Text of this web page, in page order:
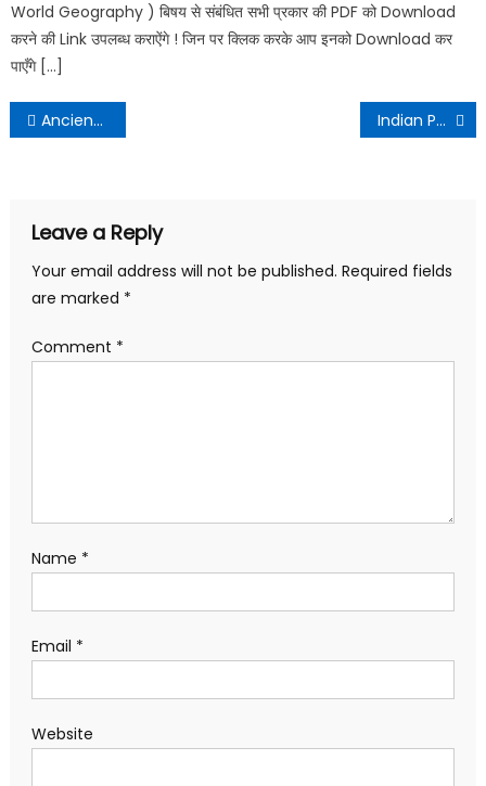
World Geography ) बिषय से संबंधित सभी प्रकार की PDF को Download
करने की Link उपलब्ध कराऐंगे ! जिन पर क्लिक करके आप इनको Download कर
पाएँगे […]
Ancient History Handwritten Notes PDF By Ankur Yadav Indian Polity Handwritten Notes By Ankur Yadav Download PDF
Leave a Reply
Your email address will not be published. Required fields
are marked *
Comment *
Name *
Email *
Website